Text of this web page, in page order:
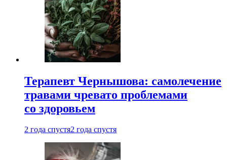
Терапевт Чернышова: самолечение
травами чревато проблемами
со здоровьем
2 года спустя2 года спустя